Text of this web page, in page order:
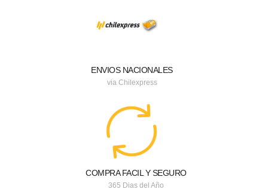
ENVIOS NACIONALES
via Chilexpress
COMPRA FACIL Y SEGURO
365 Dias del Año